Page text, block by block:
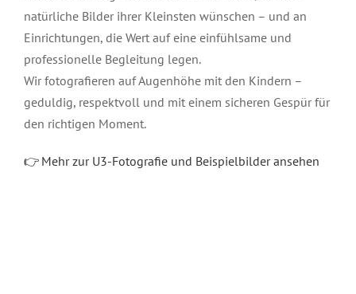
natürliche Bilder ihrer Kleinsten wünschen – und an
Einrichtungen, die Wert auf eine einfühlsame und
professionelle Begleitung legen.
Wir fotografieren auf Augenhöhe mit den Kindern –
geduldig, respektvoll und mit einem sicheren Gespür für
den richtigen Moment.
👉 Mehr zur U3-Fotografie und Beispielbilder ansehen